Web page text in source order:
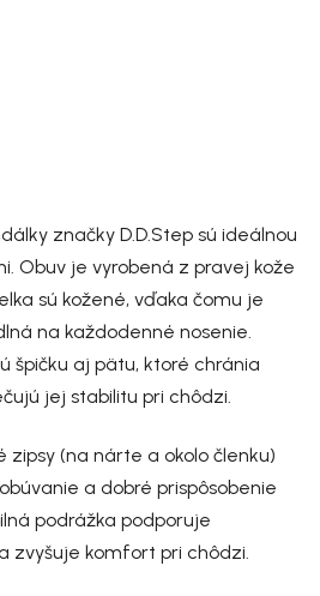
značky D.D.Step sú ideálnou
Obuv je vyrobená z pravej kože
sú kožené, vďaka čomu je
na každodenné nosenie.
špičku aj pätu, ktoré chránia
jej stabilitu pri chôdzi.
zipsy (na nárte a okolo členku)
a dobré prispôsobenie
podrážka podporuje
zvyšuje komfort pri chôdzi.